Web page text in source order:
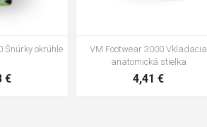
Čistiaca huba
€
VM Footwear 3600 Impregnace
water stop
10,04 €